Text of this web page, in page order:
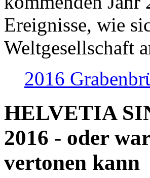
Ereignisse, wie
Weltgesellschaft
2016
HELVETIA
2016 - oder
vertonen kann